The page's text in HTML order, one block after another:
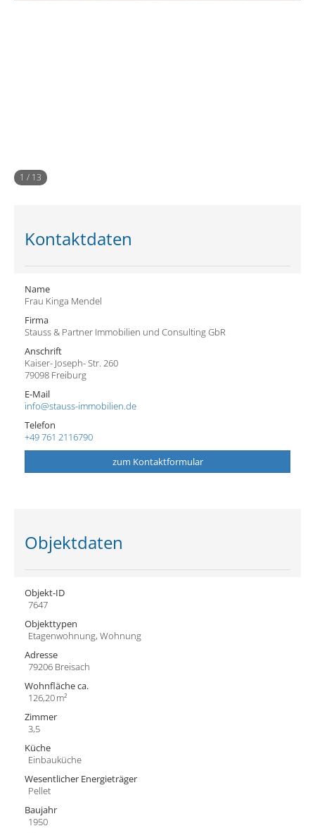
1 / 13
Kontaktdaten
Name
Frau Kinga Mendel
Firma
Stauss & Partner Immobilien und Consulting GbR
Anschrift
Kaiser- Joseph- Str. 260
79098 Freiburg
E-Mail
info@stauss-immobilien.de
Telefon
+49 761 2116790
zum Kontaktformular
Objektdaten
Objekt-ID
7647
Objekttypen
Etagenwohnung, Wohnung
Adresse
79206 Breisach
Wohnfläche ca.
126,20 m²
Zimmer
3,5
Küche
Einbauküche
Wesentlicher Energieträger
Pellet
Baujahr
1950